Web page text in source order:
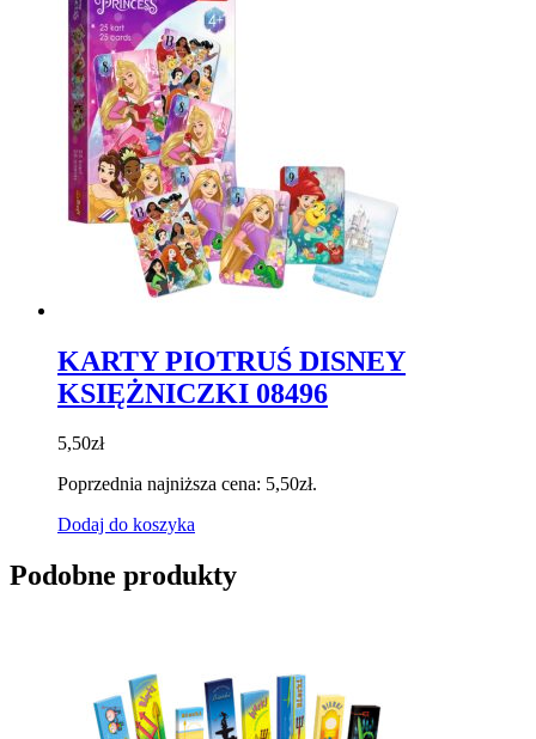
KARTY PIOTRUŚ DISNEY
KSIĘŻNICZKI 08496
5,50zł
Poprzednia najniższa cena: 5,50zł.
Dodaj do koszyka
Podobne produkty